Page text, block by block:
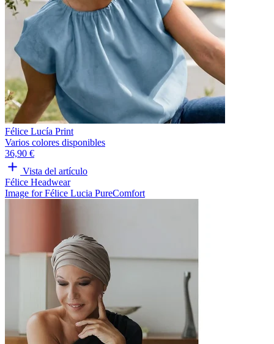
Félice Lucía Print
Varios colores disponibles
36,90 €
Vista del artículo
Félice Headwear
Image for Félice Lucia PureComfort